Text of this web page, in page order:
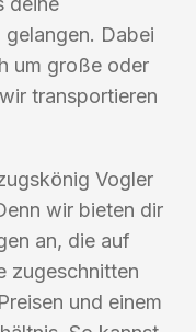
gelangen. Dabei
um große oder
transportieren
Vogler
wir bieten dir
an, die auf
zugeschnitten
und einem